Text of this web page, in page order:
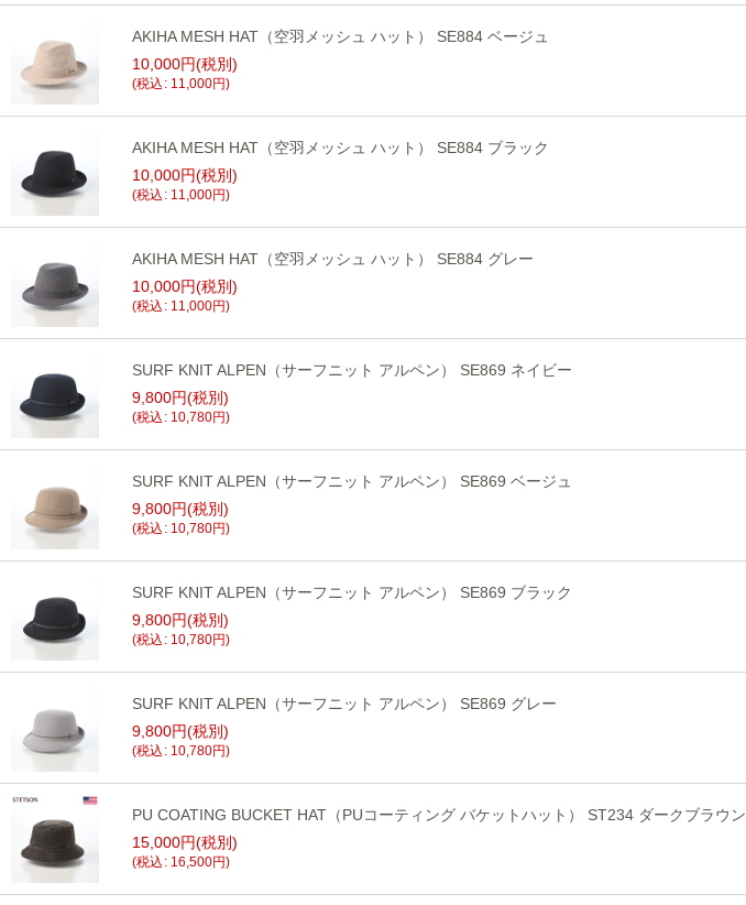
AKIHA MESH HAT（空羽メッシュ ハット） SE884 ベージュ
10,000円(税別)
(税込 : 11,000円)
AKIHA MESH HAT（空羽メッシュ ハット） SE884 ブラック
10,000円(税別)
(税込 : 11,000円)
AKIHA MESH HAT（空羽メッシュ ハット） SE884 グレー
10,000円(税別)
(税込 : 11,000円)
SURF KNIT ALPEN（サーフニット アルペン） SE869 ネイビー
9,800円(税別)
(税込 : 10,780円)
SURF KNIT ALPEN（サーフニット アルペン） SE869 ベージュ
9,800円(税別)
(税込 : 10,780円)
SURF KNIT ALPEN（サーフニット アルペン） SE869 ブラック
9,800円(税別)
(税込 : 10,780円)
SURF KNIT ALPEN（サーフニット アルペン） SE869 グレー
9,800円(税別)
(税込 : 10,780円)
PU COATING BUCKET HAT（PUコーティング バケットハット） ST234 ダークブラウン
15,000円(税別)
(税込 : 16,500円)